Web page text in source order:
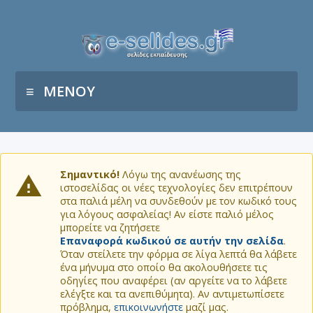
ΜΕΝΟΥ
Σημαντικό! Λόγω της ανανέωσης της
ιστοσελίδας οι νέες τεχνολογίες δεν επιτρέπουν
στα παλιά μέλη να συνδεθούν με τον κωδικό τους
για λόγους ασφαλείας! Αν είστε παλιό μέλος
μπορείτε να ζητήσετε
Επαναφορά κωδικού σε αυτήν την σελίδα.
Όταν στείλετε την φόρμα σε λίγα λεπτά θα λάβετε
ένα μήνυμα στο οποίο θα ακολουθήσετε τις
οδηγίες που αναφέρει (αν αργείτε να το λάβετε
ελέγξτε και τα ανεπιθύμητα). Αν αντιμετωπίσετε
πρόβλημα, επικοινωνήστε μαζί μας.